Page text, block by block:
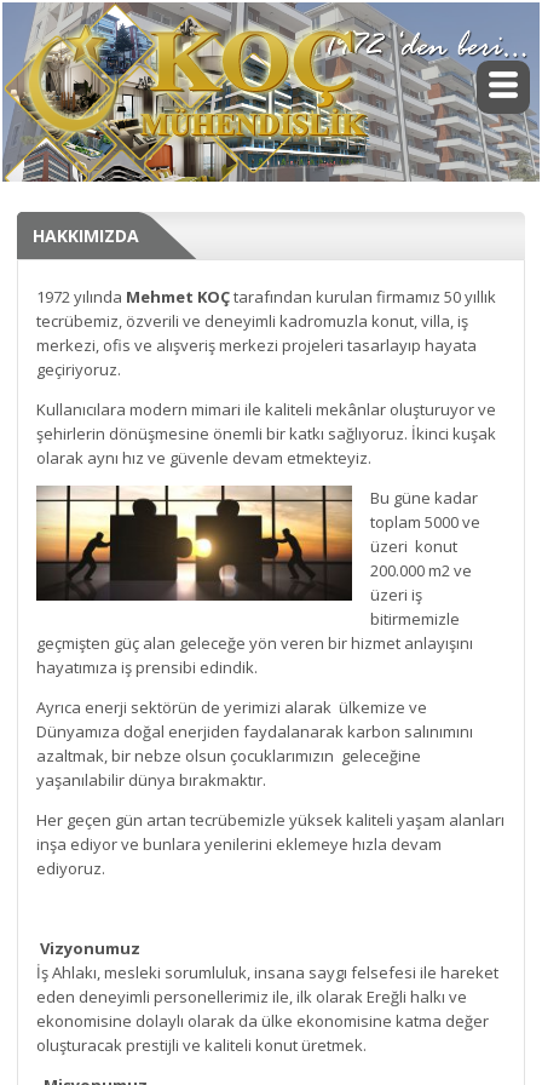
HAKKIMIZDA
1972 yılında Mehmet KOÇtarafından kurulan firmamız 50 yıllık
tecrübemiz, özverili ve deneyimli kadromuzla konut, villa, iş
merkezi, ofis ve alışveriş merkezi projeleri tasarlayıp hayata
geçiriyoruz.
Kullanıcılara modern mimari ile kaliteli mekânlar oluşturuyor ve
şehirlerin dönüşmesine önemli bir katkı sağlıyoruz. İkinci kuşak
olarak aynı hız ve güvenle devam etmekteyiz.
Bu güne kadar
toplam 5000 ve
üzeri konut
200.000 m2 ve
üzeri iş
bitirmemizle
geçmişten güç alan geleceğe yön veren bir hizmet anlayışını
hayatımıza iş prensibi edindik.
Ayrıca enerji sektörün de yerimizi alarak ülkemize ve
Dünyamıza doğal enerjiden faydalanarak karbon salınımını
azaltmak, bir nebze olsun çocuklarımızın geleceğine
yaşanılabilir dünya bırakmaktır.
Her geçen gün artan tecrübemizle yüksek kaliteli yaşam alanları
inşa ediyor ve bunlara yenilerini eklemeye hızla devam
ediyoruz.
Vizyonumuz
İş Ahlakı, mesleki sorumluluk, insana saygı felsefesi ile hareket
eden deneyimli personellerimiz ile, ilk olarak Ereğli halkı ve
ekonomisine dolaylı olarak da ülke ekonomisine katma değer
oluşturacak prestijli ve kaliteli konut üretmek.